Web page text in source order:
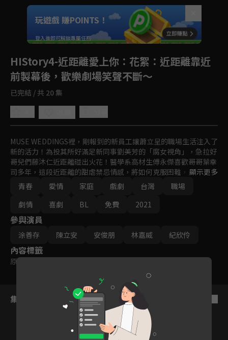
Unmute
玩遊戲 賺POINTS！
登入後即可解鎖專屬任務
HIStory4-近距離愛上你 ：花絮：近距離靠近
前製幕後，歡樂劇場笑聲不斷～
已完結 / 共 20 集
MUSE WEDDINGS裡，剛報到的新員工讓蕭立呈的職場生活注入了
新的活力！為投其所好滿足新同事劉美芳的「腐女視角」，急拉好
哥兒們藤沐仁近距離碰出火花！醫學系高材生傅永傑喜歡哥哥葉幸
司多年，這段近距離的甜虐禁忌情感，將如何克服困難，走向永遠
幸福…
顯示更多
青春
愛情 家庭 戲劇 台灣
職場
劇情
喜劇 BL 免費 2021
參與演員
涂善存 陳立安 安俊朋 林嘉威 紀欣伶
內容標籤
原創
集數列表